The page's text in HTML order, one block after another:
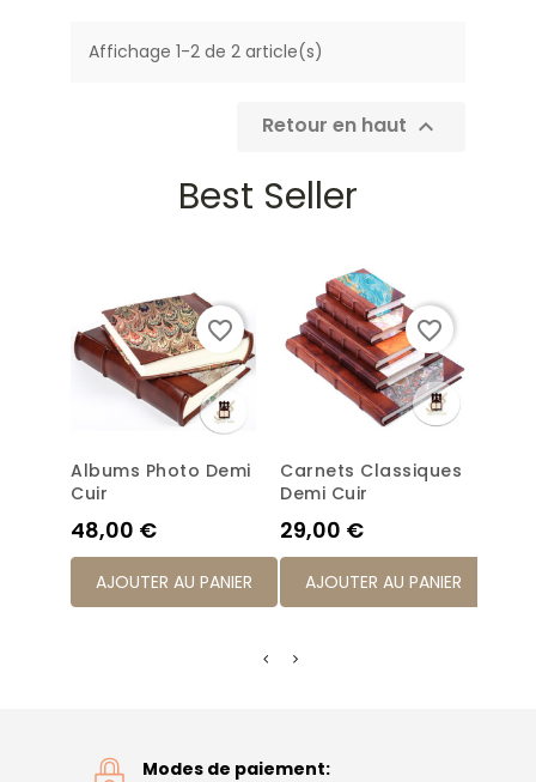
Affichage 1-2 de 2 article(s)
Retour en haut 
Best Seller
Albums Photo Demi
Cuir
Prix
48,00 €
AJOUTER AU PANIER
favorite_border
Carnets Classiques
Demi Cuir
Prix
29,00 €
AJOUTER AU PANIER
favorite_border
Modes de paiement: